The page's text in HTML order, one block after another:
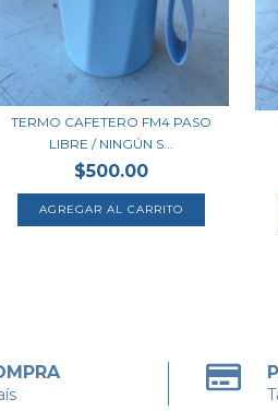
TERMO CAFETERO FM4 PASO
LIBRE / NINGÚN S...
$500.00